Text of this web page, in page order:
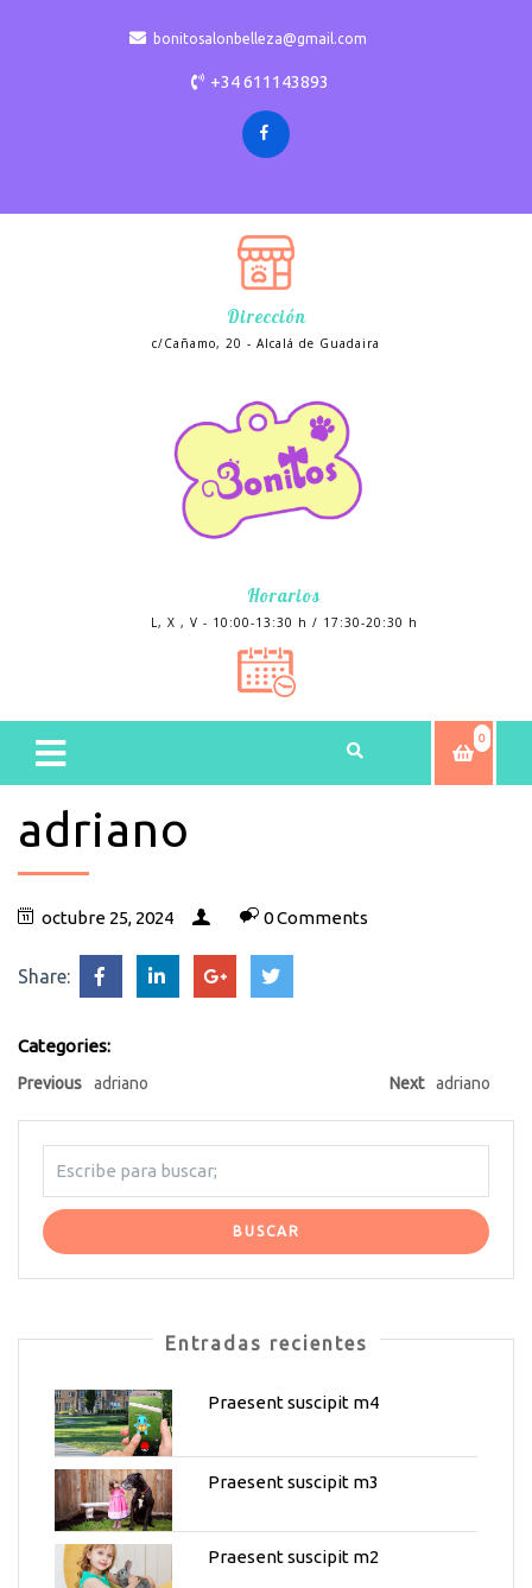
bonitosalonbelleza@gmail.com
+34 611143893
Dirección
c/Cañamo, 20 - Alcalá de Guadaira
Horarios
L, X , V - 10:00-13:30 h / 17:30-20:30 h
0
adriano
octubre 25, 2024 0 Comments
Share:
Categories:
Previous adriano Next adriano
Entradas recientes
Praesent suscipit m4
Praesent suscipit m3
Praesent suscipit m2